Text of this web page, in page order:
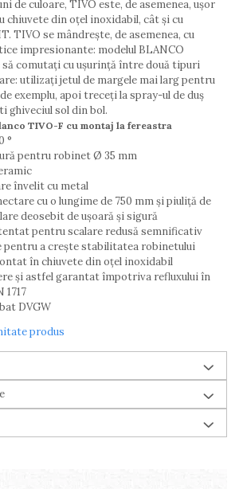
de culoare, TIVO este, de asemenea, ușor
chiuvete din oțel inoxidabil, cât și cu
TIVO se mândrește, de asemenea, cu
impresionante: modelul BLANCO
comutați cu ușurință între două tipuri
utilizați jetul de margele mai larg pentru
exemplu, apoi treceți la spray-ul de duș
ghiveciul sol din bol.
TIVO-F cu montaj la fereastra
°
pentru robinet Ø 35 mm
învelit cu metal
cu o lungime de 750 mm și piuliță de
deosebit de ușoară și sigură
pentru scalare redusă semnificativ
pentru a crește stabilitatea robinetului
în chiuvete din oțel inoxidabil
și astfel garantat împotriva refluxului în
DVGW
produs